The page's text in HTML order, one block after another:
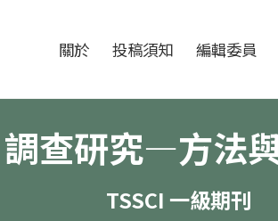
關於 投稿須知 編輯委員
調查研究—方法
TSSCI 一級期刊